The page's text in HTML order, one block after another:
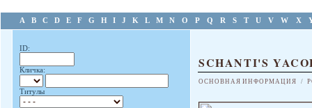
A B C D E F G H I J K L M N O P Q R S T U V W X
ID:
Кличка:
Титулы
SCHANTI'S
ОСНОВНАЯ ИНФОРМАЦИЯ /